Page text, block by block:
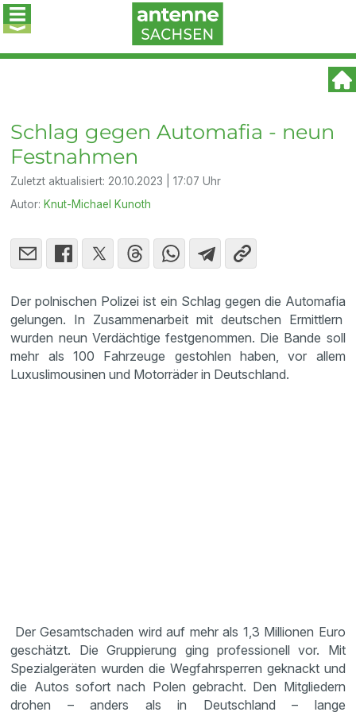
Schlag gegen Automafia - neun
Festnahmen
Zuletzt aktualisiert: 20.10.2023 | 17:07 Uhr
Autor: Knut-Michael Kunoth
Der polnischen Polizei ist ein Schlag gegen die Automafia
gelungen. In Zusammenarbeit mit deutschen Ermittlern
wurden neun Verdächtige festgenommen. Die Bande soll
mehr als 100 Fahrzeuge gestohlen haben, vor allem
Luxuslimousinen und Motorräder in Deutschland.
Der Gesamtschaden wird auf mehr als 1,3 Millionen Euro
geschätzt. Die Gruppierung ging professionell vor. Mit
Spezialgeräten wurden die Wegfahrsperren geknackt und
die Autos sofort nach Polen gebracht. Den Mitgliedern
drohen – anders als in Deutschland – lange